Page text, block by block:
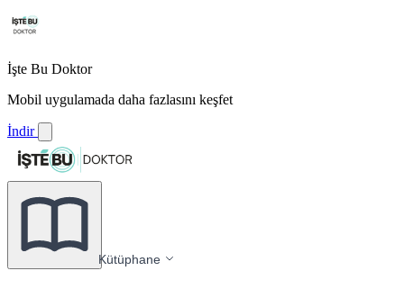
İşte Bu Doktor
Mobil uygulamada daha fazlasını keşfet
İndir
Kütüphane